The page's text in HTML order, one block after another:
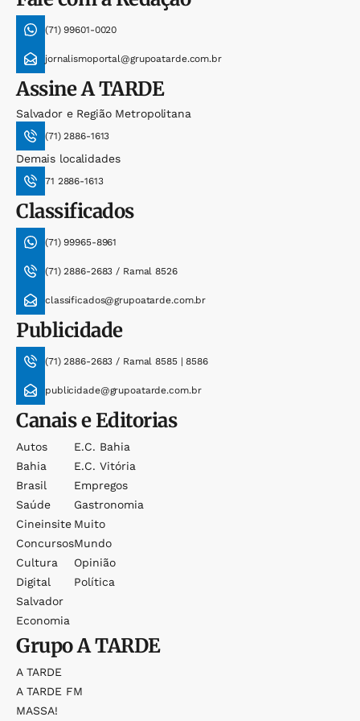
(71) 99601-0020
jornalismoportal@grupoatarde.com.br
AssineA TARDE
Salvador e Região Metropolitana
(71) 2886-1613
Demais localidades
71 2886-1613
Classificados
(71) 99965-8961
(71) 2886-2683 / Ramal 8526
classificados@grupoatarde.com.br
Publicidade
(71) 2886-2683 / Ramal 8585 | 8586
publicidade@grupoatarde.com.br
Canais e Editorias
Autos
Bahia
Brasil
Saúde
Cineinsite
Concursos
Cultura
Digital
Salvador
Economia
E.c. Bahia
E.c. Vitória
Empregos
Gastronomia
Muito
Mundo
Opinião
Política
GrupoA TARDE
A TARDE
A TARDE FM
MASSA!